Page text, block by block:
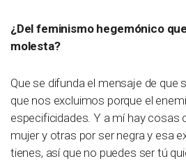
¿Del feminismo hegemónico
molesta?
Que se difunda el mensaje de
que nos excluimos porque el
especificidades. Y a mí hay cosas
mujer y otras por ser negra y esa
tienes, así que no puedes ser tú